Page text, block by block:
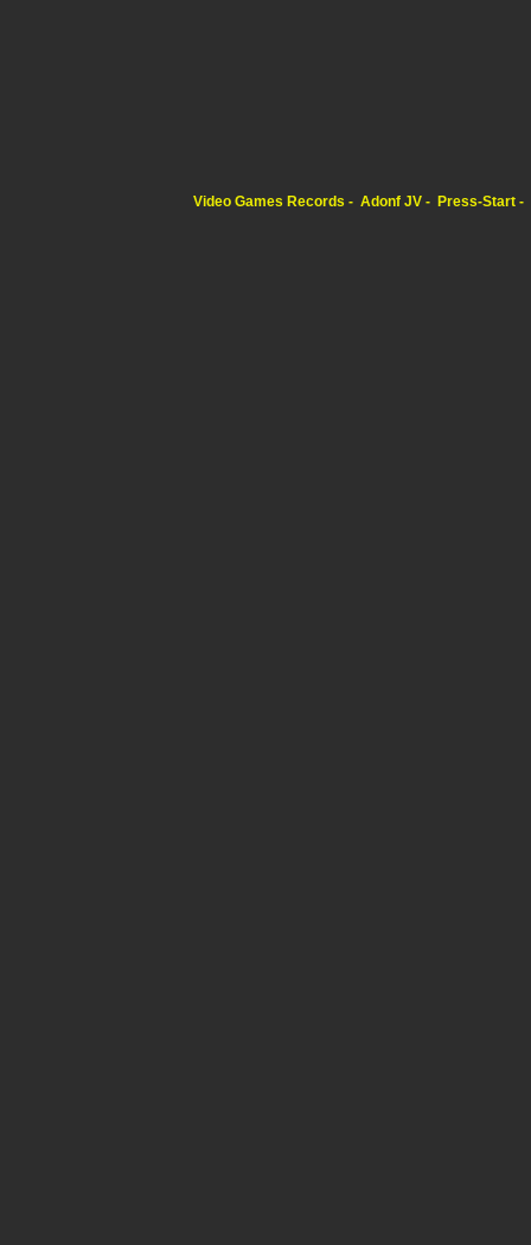
Video Games Records Adonf JV Press-Start